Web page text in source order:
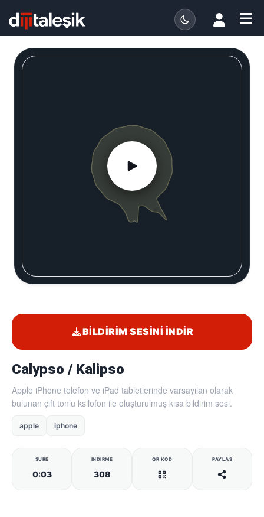
Calypso / Kalipso
Apple iPhone telefon ve iPad tabletlerinde varsayılan olarak
bulunan çift tonlu ksilofon ile oluşturulmuş kısa bildirim sesi.
apple iphone
SÜRE
0:03
İNDIRME
308
QR KOD PAYLAŞ
BILDIRIM SESINI İNDIR